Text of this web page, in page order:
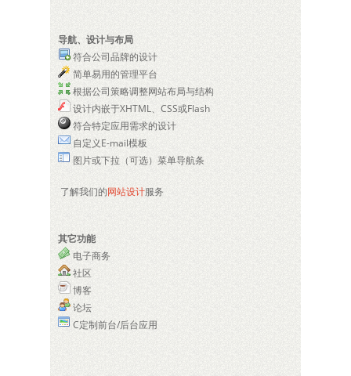
导航、设计与布局
符合公司品牌的设计
简单易用的管理平台
根据公司策略调整网站布局与结构
设计内嵌于XHTML、CSS或Flash
符合特定应用需求的设计
自定义E-mail模板
图片或下拉（可选）菜单导航条
了解我们的网站设计服务
其它功能
电子商务
社区
博客
论坛
C定制前台/后台应用